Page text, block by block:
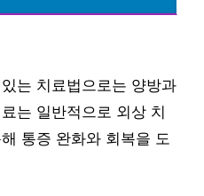
는 치료법으로는 양방과
는 일반적으로 외상 치
통증 완화와 회복을 도